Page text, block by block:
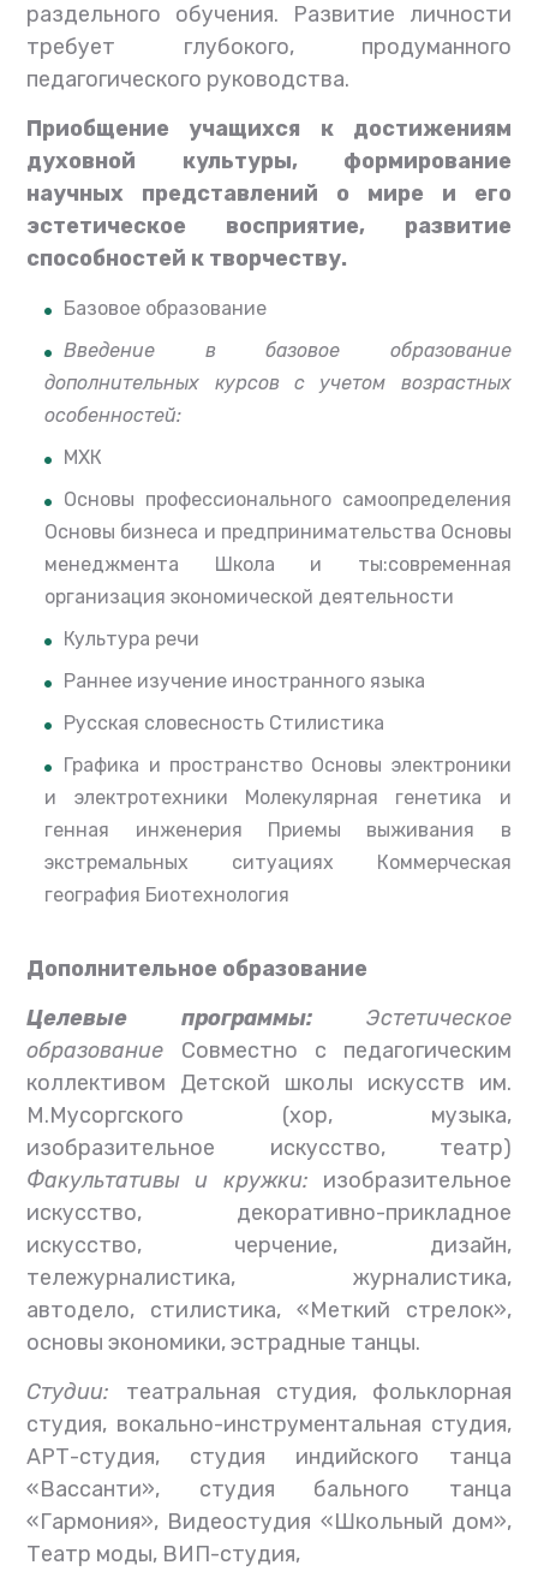
раздельного обучения. Развитие личности
требует глубокого, продуманного
педагогического руководства.
Приобщение учащихся к достижениям
духовной культуры, формирование
научных представлений о мире и его
эстетическое восприятие, развитие
способностей к творчеству.
Базовое образование
Введение в базовое образование
дополнительных курсов с учетом возрастных
особенностей:
МХК
Основы профессионального самоопределения
Основы бизнеса и предпринимательства Основы
менеджмента Школа и ты:современная
организация экономической деятельности
Культура речи
Раннее изучение иностранного языка
Русская словесность Стилистика
Графика и пространство Основы электроники
и электротехники Молекулярная генетика и
генная инженерия Приемы выживания в
экстремальных ситуациях Коммерческая
география Биотехнология
Дополнительное образование
Целевые программы: Эстетическое
образование Совместно с педагогическим
коллективом Детской школы искусств им.
М.Мусоргского (хор, музыка,
изобразительное искусство, театр)
Факультативы и кружки: изобразительное
искусство, декоративно-прикладное
искусство, черчение, дизайн,
тележурналистика, журналистика,
автодело, стилистика, «Меткий стрелок»,
основы экономики, эстрадные танцы.
Студии: театральная студия, фольклорная
студия, вокально-инструментальная студия,
АРТ-студия, студия индийского танца
«Вассанти», студия бального танца
«Гармония», Видеостудия «Школьный дом»,
Театр моды, ВИП-студия,